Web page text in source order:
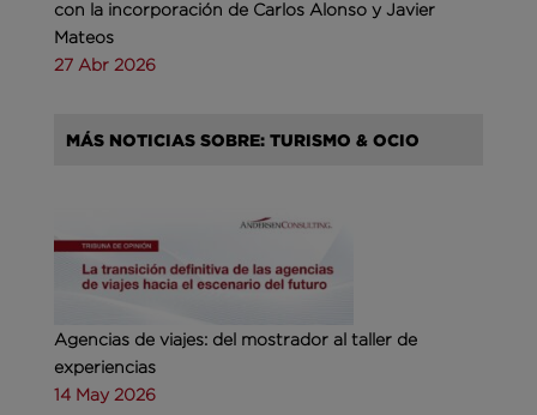
con la incorporación de Carlos Alonso y Javier
Mateos
27 Abr 2026
MÁS NOTICIAS SOBRE: TURISMO & OCIO
Agencias de viajes: del mostrador al taller de
experiencias
14 May 2026